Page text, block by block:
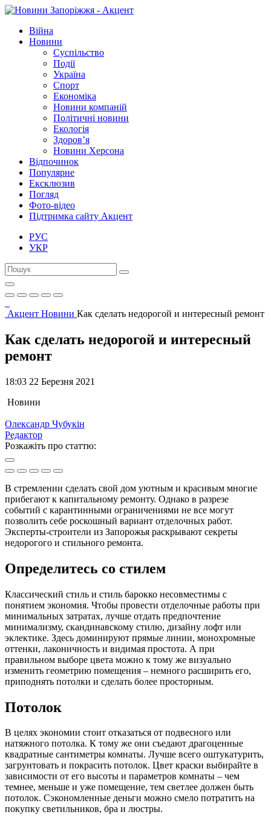
Війна
Новини
Суспільство
Події
Україна
Спорт
Економіка
Новини компаній
Політичні новини
Екологія
Здоров’я
Новини Херсона
Відпочинок
Популярне
Ексклюзив
Погляд
Фото-відео
Підтримка сайту Акцент
РУС
УКР
Акцент Новини Как сделать недорогой и интересный ремонт
Как сделать недорогой и интересный
ремонт
18:03 22 Березня 2021
Новини
Олександр Чубукін
Редактор
Розкажіть про статтю:
В стремлении сделать свой дом уютным и красивым многие
прибегают к капитальному ремонту. Однако в разрезе
событий с карантинными ограничениями не все могут
позволить себе роскошный вариант отделочных работ.
Эксперты-строители из Запорожья раскрывают секреты
недорогого и стильного ремонта.
Определитесь со стилем
Классический стиль и стиль барокко несовместимы с
понятием экономия. Чтобы провести отделочные работы при
минимальных затратах, лучше отдать предпочтение
минимализму, скандинавскому стилю, дизайну лофт или
эклектике. Здесь доминируют прямые линии, монохромные
оттенки, лаконичность и видимая простота. А при
правильном выборе цвета можно к тому же визуально
изменить геометрию помещения – немного расширить его,
приподнять потолки и сделать более просторным.
Потолок
В целях экономии стоит отказаться от подвесного или
натяжного потолка. К тому же они съедают драгоценные
квадратные сантиметры комнаты. Лучше всего оштукатурить,
загрунтовать и покрасить потолок. Цвет краски выбирайте в
зависимости от его высоты и параметров комнаты – чем
темнее, меньше и уже помещение, тем светлее должен быть
потолок. Сэкономленные деньги можно смело потратить на
покупку светильников, бра и люстры.